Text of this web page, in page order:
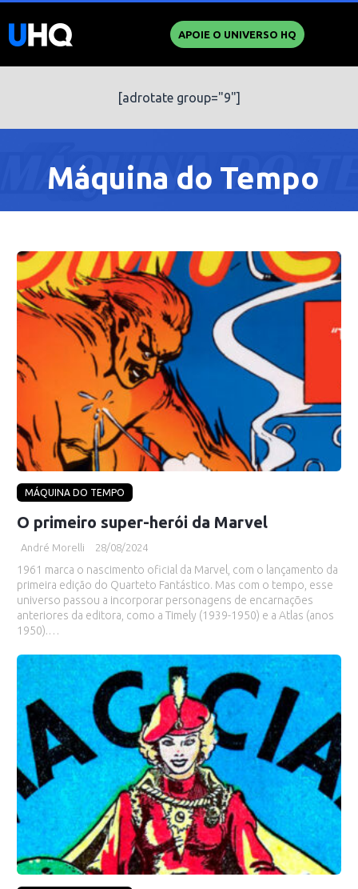
APOIE O UNIVERSO HQ
[adrotate group="9"]
Máquina do Tempo
MÁQUINA DO TEMPO
O primeiro super-herói da Marvel
André Morelli 28/08/2024
1961 marca o nascimento oficial da Marvel, com o lançamento da
primeira edição do Quarteto Fantástico. Mas com o tempo, esse
universo passou a incorporar personagens de encarnações
anteriores da editora, como a Timely (1939-1950) e a Atlas (anos
1950).…